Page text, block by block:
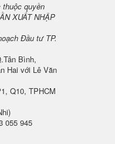
thuộc quyền
XUẤT NHẬP
Đầu tư TP.
Bình,
Hai với Lê Văn
Q10, TPHCM
055 945